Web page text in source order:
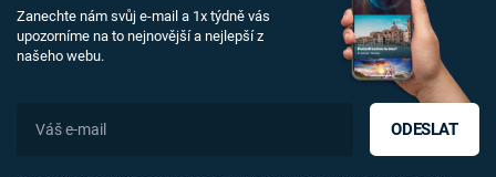
Zanechte nám svůj e-mail a 1x týdně vás
upozorníme na to nejnovější a nejlepší z
našeho webu.
ODESLAT